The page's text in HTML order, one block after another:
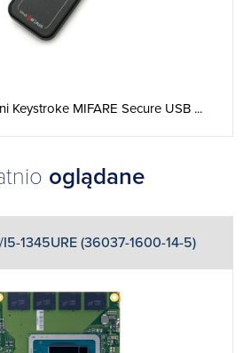
Keystroke MIFARE Secure USB ...
oglądane
1345URE (36037-1600-14-5)